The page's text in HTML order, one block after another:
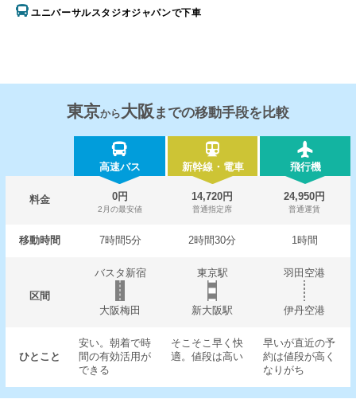
ユニバーサルスタジオジャパンで下車
東京から大阪 までの移動手段を比較
高速バス 新幹線・電車 飛行機
料金 0円
2月の最安値
14,720円
普通指定席
24,950円
普通運賃
移動時間 7時間5分 2時間30分 1時間
区間
バスタ新宿 東京駅 羽田空港
大阪梅田 新大阪駅 伊丹空港
ひとこと
安い。朝着で時
間の有効活用が
できる
そこそこ早く快
適。値段は高い
早いが直近の予
約は値段が高く
なりがち